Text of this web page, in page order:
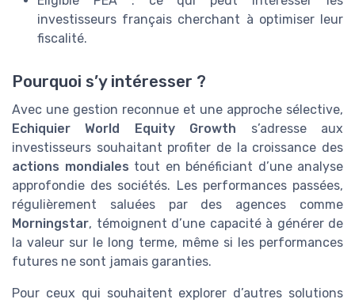
investisseurs français cherchant à optimiser leur
fiscalité.
Pourquoi s’y intéresser ?
Avec une gestion reconnue et une approche sélective,
Echiquier World Equity Growth s’adresse aux
investisseurs souhaitant profiter de la croissance des
actions mondiales tout en bénéficiant d’une analyse
approfondie des sociétés. Les performances passées,
régulièrement saluées par des agences comme
Morningstar, témoignent d’une capacité à générer de
la valeur sur le long terme, même si les performances
futures ne sont jamais garanties.
Pour ceux qui souhaitent explorer d’autres solutions